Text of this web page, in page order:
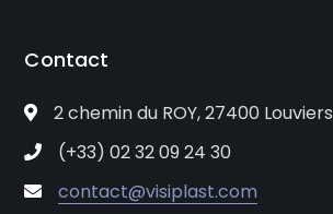
Contact
2 chemin du ROY, 27400 Louviers
(+33) 02 32 09 24 30
contact@visiplast.com